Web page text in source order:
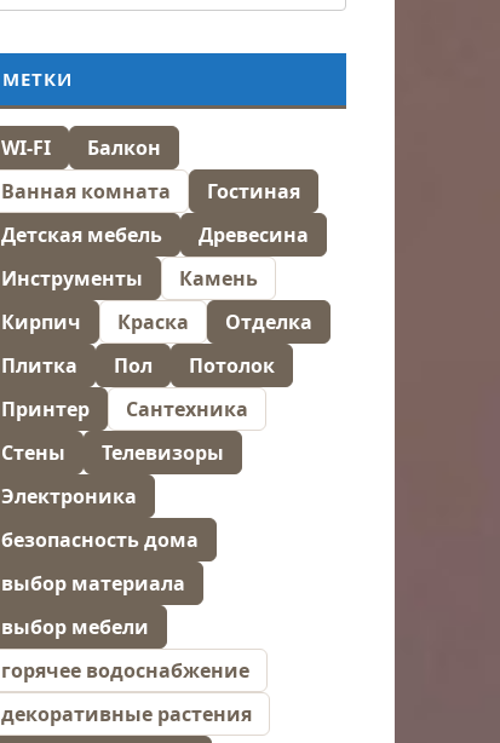
МЕТКИ
WI-FI
Балкон
Ванная комната
Гостиная
Детская мебель
Древесина
Инструменты
Камень
Кирпич
Краска
Отделка
Плитка
Пол
Потолок
Принтер
Сантехника
Стены
Телевизоры
Электроника
безопасность дома
выбор материала
выбор мебели
горячее водоснабжение
декоративные растения